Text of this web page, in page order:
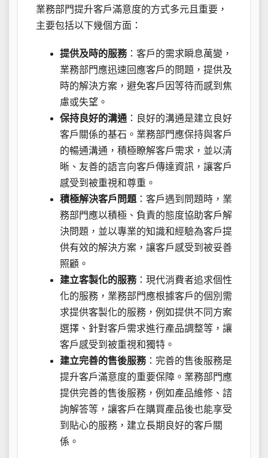
業務部門提升客戶滿意度的方式多元且重要，
主要包括以下幾個方面：
提供及時的服務：客戶的需求瞬息萬變，
業務部門應迅速回應客戶的問題，提供及
時的解決方案，避免客戶因等待而感到焦
慮或失望。
保持良好的溝通 ：良好的溝通是建立良好
客戶關係的基石。業務部門應保持與客戶
的暢通溝通，積極瞭解客戶需求，並以清
晰、友善的語言向客戶傳達資訊，讓客戶
感受到被重視和尊重。
積極解決客戶問題 ：客戶遇到問題時，業
務部門應以積極、負責的態度協助客戶解
決問題，並以專業的知識和經驗為客戶提
供有效的解決方案，讓客戶感受到被妥善
照顧。
建立客製化的服務：現代消費者追求個性
化的服務，業務部門應根據客戶的個別需
求提供客製化的服務，例如提供不同方案
選擇、針對客戶需求進行產品調整等，讓
客戶感受到被重視和獨特。
建立完善的售後服務：完善的售後服務是
提升客戶滿意度的重要保障。業務部門應
提供完善的售後服務，例如產品維修、諮
詢解答等，讓客戶在購買產品後也能享受
到貼心的服務，建立長期良好的客戶關
係。